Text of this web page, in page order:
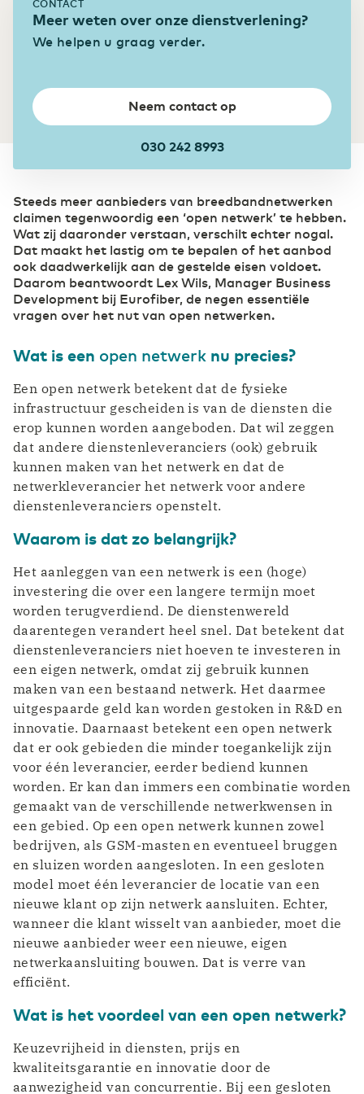
Colocatie
Eurofiber Cloud Infra
Bouw
Digitalisering biedt bouwsector extra kansen
Transport & Logistiek
CONTACT
Meer weten over onze dienstverlening?
We helpen u graag verder.
Neem contact op
030 242 8993
Steeds meer aanbieders van breedbandnetwerken
claimen tegenwoordig een ‘open netwerk’ te hebben.
Wat zij daaronder verstaan, verschilt echter nogal.
Dat maakt het lastig om te bepalen of het aanbod
ook daadwerkelijk aan de gestelde eisen voldoet.
Daarom beantwoordt Lex Wils, Manager Business
Development bij Eurofiber, de negen essentiële
vragen over het nut van open netwerken.
Wat is een open netwerk nu precies?
Een open netwerk betekent dat de fysieke
infrastructuur gescheiden is van de diensten die
erop kunnen worden aangeboden. Dat wil zeggen
dat andere dienstenleveranciers (ook) gebruik
kunnen maken van het netwerk en dat de
netwerkleverancier het netwerk voor andere
dienstenleveranciers openstelt.
Waarom is dat zo belangrijk?
Het aanleggen van een netwerk is een (hoge)
investering die over een langere termijn moet
worden terugverdiend. De dienstenwereld
daarentegen verandert heel snel. Dat betekent dat
dienstenleveranciers niet hoeven te investeren in
een eigen netwerk, omdat zij gebruik kunnen
maken van een bestaand netwerk. Het daarmee
uitgespaarde geld kan worden gestoken in R&D en
innovatie. Daarnaast betekent een open netwerk
dat er ook gebieden die minder toegankelijk zijn
voor één leverancier, eerder bediend kunnen
worden. Er kan dan immers een combinatie worden
gemaakt van de verschillende netwerkwensen in
een gebied. Op een open netwerk kunnen zowel
bedrijven, als GSM-masten en eventueel bruggen
en sluizen worden aangesloten. In een gesloten
model moet één leverancier de locatie van een
nieuwe klant op zijn netwerk aansluiten. Echter,
wanneer die klant wisselt van aanbieder, moet die
nieuwe aanbieder weer een nieuwe, eigen
netwerkaansluiting bouwen. Dat is verre van
efficiënt.
Wat is het voordeel van een open netwerk?
Keuzevrijheid in diensten, prijs en
kwaliteitsgarantie en innovatie door de
aanwezigheid van concurrentie. Bij een gesloten